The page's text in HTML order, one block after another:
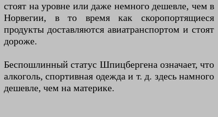
стоят на уровне или даже немного дешевле, чем в
Норвегии, в то время как скоропортящиеся
продукты доставляются авиатранспортом и стоят
дороже.
Беспошлинный статус Шпицбергена означает, что
алкоголь, спортивная одежда и т. д. здесь намного
дешевле, чем на материке.